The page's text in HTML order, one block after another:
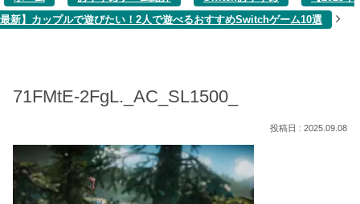
最新】カップルで遊びたい！2人で遊べるおすすめSwitchゲーム10選
71FMtE-2FgL._AC_SL1500_
2025.09.08